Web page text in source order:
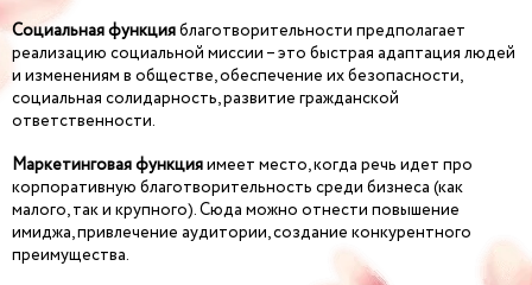
Социальная функцияблаготворительности предполагает
реализацию социальной миссии – это быстрая адаптация людей
и изменениям в обществе, обеспечение их безопасности,
социальная солидарность, развитие гражданской
ответственности.
Маркетинговая функцияимеет место, когда речь идет про
корпоративную благотворительность среди бизнеса (как
малого, так и крупного). Сюда можно отнести повышение
имиджа, привлечение аудитории, создание конкурентного
преимущества.